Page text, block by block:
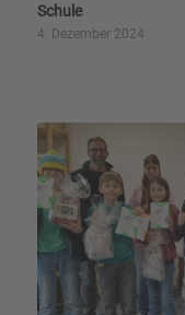
Schule
4. Dezember 2024